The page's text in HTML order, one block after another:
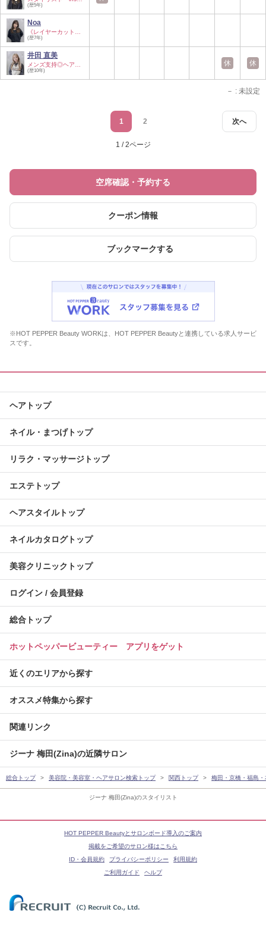
ジーナ 梅田(Zina)のスタイリスト
(歴5年)
Noa
(歴7年)
井田 直美
(歴10年)
休 休
－ : 未設定
次へ
1 2
1 / 2ページ
空席確認・予約する
クーポン情報
ブックマークする
※HOT PEPPER Beauty WORKは、HOT PEPPER Beautyと連携している求人サービ
スです。
ヘアトップ
ネイル・まつげトップ
リラク・マッサージトップ
エステトップ
ヘアスタイルトップ
ネイルカタログトップ
美容クリニックトップ
ログイン / 会員登録
総合トップ
ホットペッパービューティー アプリをゲット
近くのエリアから探す
オススメ特集から探す
関連リンク
ジーナ 梅田(Zina)の近隣サロン
総合トップ 美容院・美容室・ヘアサロン検索トップ 関西トップ 梅田・京橋・福島
HOT PEPPER Beautyとサロンボード導入のご案内
掲載をご希望のサロン様はこちら
ID・会員規約
プライバシーポリシー
利用規約
ご利用ガイド
ヘルプ